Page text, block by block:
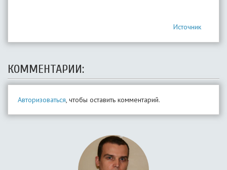
Источник
КОММЕНТАРИИ:
Авторизоваться, чтобы оставить комментарий.